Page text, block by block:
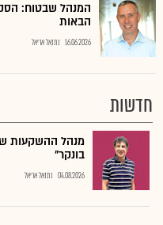
המנהל שבטוח:
הבאות
16.06.2026 נתנאל אריאל
חדשות
מנהל ההשקעות
בונקר"
04.08.2026 נתנאל אריאל